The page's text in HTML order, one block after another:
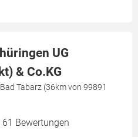
UG
& Co.KG
Tabarz (36km von 99891
61 Bewertungen